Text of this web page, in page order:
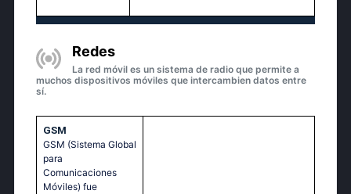
Redes
La red móvil es un sistema de radio que permite a
muchos dispositivos móviles que intercambien datos entre
sí.
GSM
GSM (Sistema Global
para
Comunicaciones
Móviles) fue